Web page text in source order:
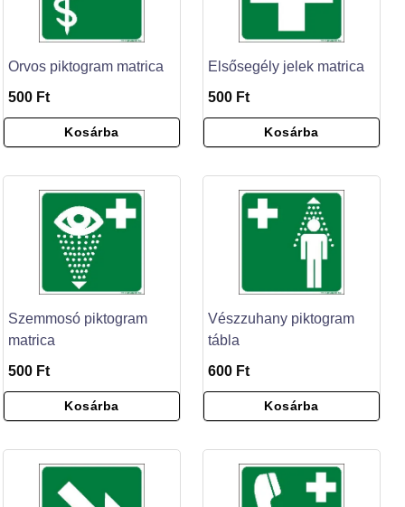
Orvos piktogram matrica
500 Ft
Kosárba
Elsősegély jelek matrica
500 Ft
Kosárba
Szemmosó piktogram
matrica
500 Ft
Kosárba
Vészzuhany piktogram
tábla
600 Ft
Kosárba